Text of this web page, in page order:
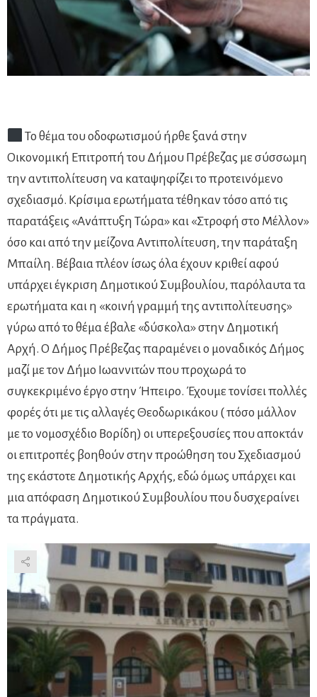
To θέμα του οδοφωτισμού ήρθε ξανά στην
Οικονομική Επιτροπή του Δήμου Πρέβεζας με σύσσωμη
την αντιπολίτευση να καταψηφίζει το προτεινόμενο
σχεδιασμό. Κρίσιμα ερωτήματα τέθηκαν τόσο από τις
παρατάξεις «Ανάπτυξη Τώρα» και «Στροφή στο Μέλλον»
όσο και από την μείζονα Αντιπολίτευση, την παράταξη
Μπαίλη. Βέβαια πλέον ίσως όλα έχουν κριθεί αφού
υπάρχει έγκριση Δημοτικού Συμβουλίου, παρόλαυτα τα
ερωτήματα και η «κοινή γραμμή της αντιπολίτευσης»
γύρω από το θέμα έβαλε «δύσκολα» στην Δημοτική
Αρχή. Ο Δήμος Πρέβεζας παραμένει ο μοναδικός Δήμος
μαζί με τον Δήμο Ιωαννιτών που προχωρά το
συγκεκριμένο έργο στην Ήπειρο. Έχουμε τονίσει πολλές
φορές ότι με τις αλλαγές Θεοδωρικάκου ( πόσο μάλλον
με το νομοσχέδιο Βορίδη) οι υπερεξουσίες που αποκτάν
οι επιτροπές βοηθούν στην προώθηση του Σχεδιασμού
της εκάστοτε Δημοτικής Αρχής, εδώ όμως υπάρχει και
μια απόφαση Δημοτικού Συμβουλίου που δυσχεραίνει
τα πράγματα.